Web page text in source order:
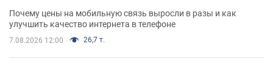
Почему цены на мобильную связь выросли в разы и как
улучшить качество интернета в телефоне
7.08.2026 12:00 26,7 т.